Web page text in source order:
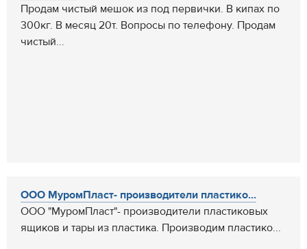
Продам чистый мешок из под первички. В кипах по
300кг. В месяц 20т. Вопросы по телефону. Продам
чистый...
ООО МуромПласт- производители пластико...
ООО "МуромПласт"- производители пластиковых
ящиков и тары из пластика. Производим пластико...